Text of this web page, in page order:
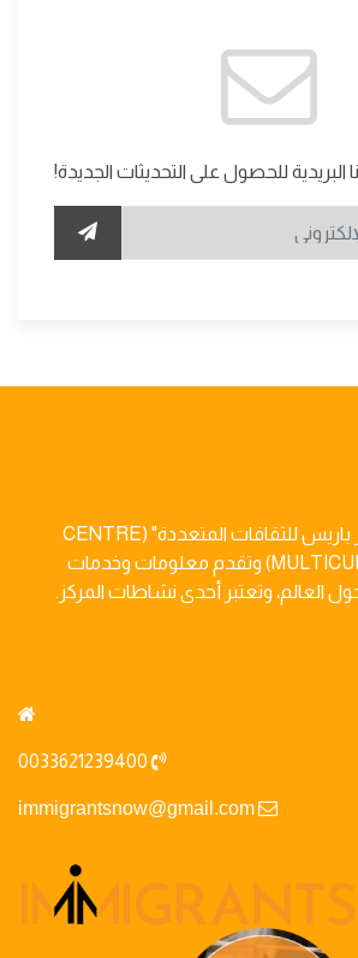
للحصول على التحديثات الجديدة!
منصة تصدر عن "مركز باريس للثقافات المتعددة" (CENTRE
MULTICULTUREL DE PARIS) وتقدم معلومات وخدمات
العالم، وتعتبر أحدى نشاطات المركز.
immigrantsnow@gmail.com